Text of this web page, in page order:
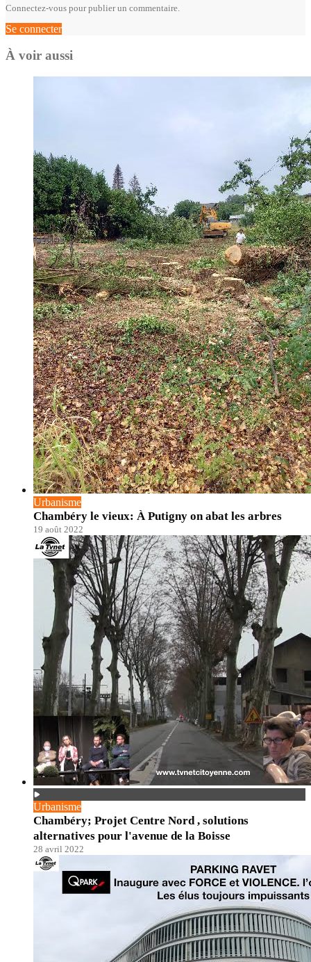
Connectez-vous pour publier un commentaire.
Se connecter
À voir aussi
Urbanisme
Chambéry le vieux: À Putigny on abat les arbres
19 août 2022
Urbanisme
Chambéry; Projet Centre Nord , solutions
alternatives pour l'avenue de la Boisse
28 avril 2022